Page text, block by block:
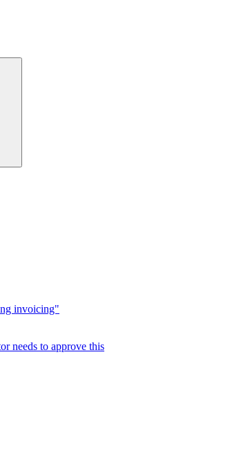
invoicing"
needs to approve this